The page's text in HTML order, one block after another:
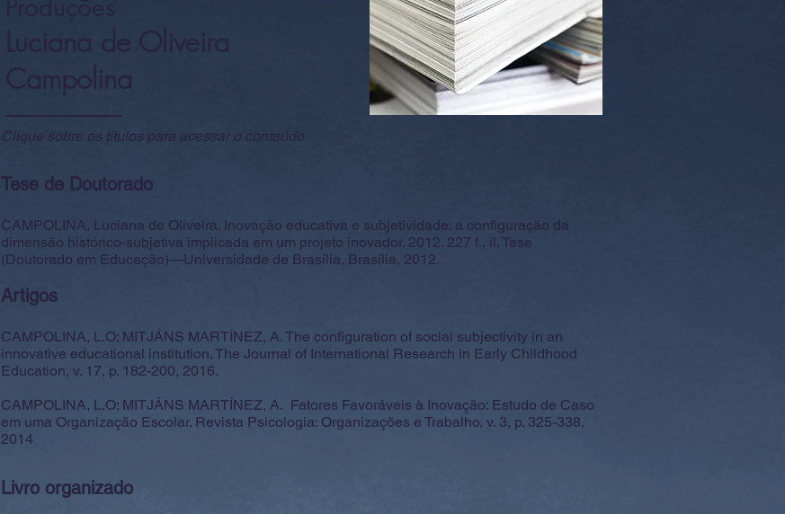
Luciana de Oliveira
Campolina
Tese de Doutorado
CAMPOLINA, Luciana de Oliveira. Inovação educativa e subjetividade: a configuração da
dimensão histórico-subjetiva implicada em um projeto inovador. 2012. 227 f., il. Tese
(Doutorado em Educação)—Universidade de Brasília, Brasília, 2012.
Artigos
CAMPOLINA, L.O; MITJÁNS MARTÍNEZ, A. The configuration of social subjectivity in an
innovative educational institution. The Journal of International Research in Early Childhood
Education, v. 17, p. 182-200, 2016.
CAMPOLINA, L.O; MITJÁNS MARTÍNEZ, A. Fatores Favoráveis à Inovação: Estudo de Caso
em uma Organização Escolar. Revista Psicologia: Organizações e Trabalho, v. 3, p. 325-338,
2014
Clique sobre os títulos para acessar o conteúdo
Livro organizado